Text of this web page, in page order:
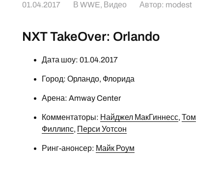
01.04.2017 В WWE, Видео Автор: modest
NXT TakeOver: Orlando
Дата шоу: 01.04.2017
Город: Орландо, Флорида
Арена: Amway Center
Комментаторы: Найджел МакГиннесс, Том
Филлипс, Перси Уотсон
Ринг-анонсер: Майк Роум